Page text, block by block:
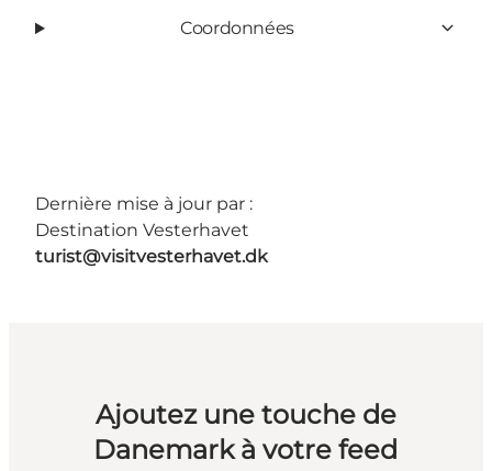
Coordonnées
Dernière mise à jour par :
Destination Vesterhavet
turist@visitvesterhavet.dk
Ajoutez une touche de
Danemark à votre feed